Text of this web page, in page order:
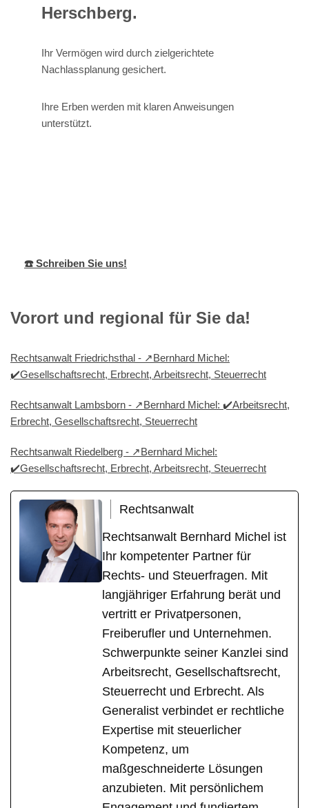
Herschberg.
Ihr Vermögen wird durch zielgerichtete
Nachlassplanung gesichert.
Ihre Erben werden mit klaren Anweisungen
unterstützt.
☎️ Schreiben Sie uns!
Vorort und regional für Sie da!
Rechtsanwalt Friedrichsthal - ↗️Bernhard Michel:
✔️Gesellschaftsrecht, Erbrecht, Arbeitsrecht, Steuerrecht
Rechtsanwalt Lambsborn - ↗️Bernhard Michel: ✔️Arbeitsrecht,
Erbrecht, Gesellschaftsrecht, Steuerrecht
Rechtsanwalt Riedelberg - ↗️Bernhard Michel:
✔️Gesellschaftsrecht, Erbrecht, Arbeitsrecht, Steuerrecht
Rechtsanwalt
Rechtsanwalt Bernhard Michel ist
Ihr kompetenter Partner für
Rechts- und Steuerfragen. Mit
langjähriger Erfahrung berät und
vertritt er Privatpersonen,
Freiberufler und Unternehmen.
Schwerpunkte seiner Kanzlei sind
Arbeitsrecht, Gesellschaftsrecht,
Steuerrecht und Erbrecht. Als
Generalist verbindet er rechtliche
Expertise mit steuerlicher
Kompetenz, um
maßgeschneiderte Lösungen
anzubieten. Mit persönlichem